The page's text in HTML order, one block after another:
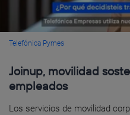
Telefónica Pymes
Joinup, movilidad
empleados
Los servicios de movilidad